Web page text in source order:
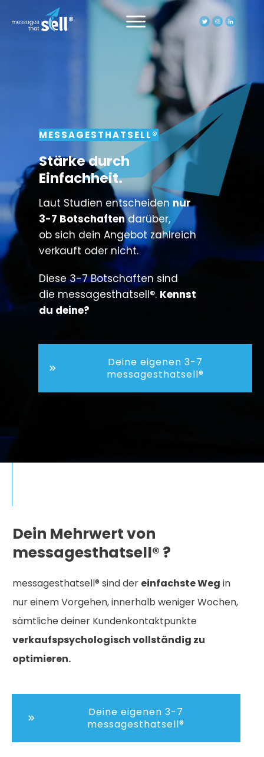
MESSAGESTHATSELL®
Stärke durch
Einfachheit.
Laut Studien entscheiden nur
3-7 Botschaftendarüber,
ob sich dein Angebot zahlreich
verkauft oder nicht.
Diese 3-7 Botschaften sind
die messagesthatsell®. Kennst
du deine?
Deine eigenen 3-7
messagesthatsell®
Dein Mehrwert von
messagesthatsell® ?
messagesthatsell® sind der einfachste Weg in
nur einem Vorgehen, innerhalb weniger Wochen,
sämtliche deiner Kundenkontaktpunkte
verkaufspsychologisch vollständig zu
optimieren.
Deine eigenen 3-7
messagesthatsell®